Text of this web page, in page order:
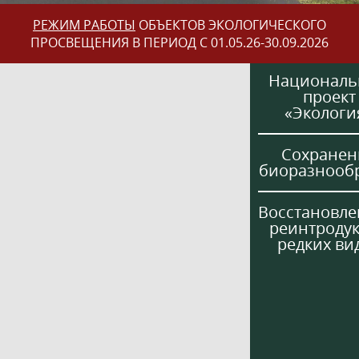
РЕЖИМ РАБОТЫ ОБЪЕКТОВ ЭКОЛОГИЧЕСКОГО
ПРОСВЕЩЕНИЯ В ПЕРИОД С 01.05.26-30.09.2026
проект
редких